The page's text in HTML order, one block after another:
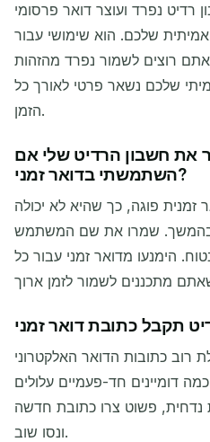
רדיט נפרד ועוצר דואר פרסומי
שלכם. הוא שימושי עבור
רוצים לשמור נפרד מהזהות
שלכם נשאר פרטי לאורך כל
הזמן.
חשבון הרדיט שלי אם
השתמשתי בדואר זמני?
זמנית פוגה, כך שהיא לא יכולה
בהמשך. שמרו את שם המשתמש
הימנעו מדואר זמני עבור כל
רוב כתובות הדואר האלקטרוני
דומיינים חד-פעמיים עלולים
פשוט צרו כתובת חדשה
ונסו שוב.